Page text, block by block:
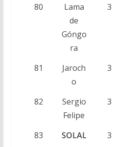
80
Lama
de
Góngo
ra
3
81
Jaroch
o
3
82
Sergio
Felipe
3
83 SOLAL 3